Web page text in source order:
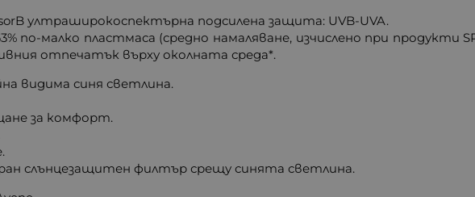
ултраширокоспектърна подсилена защита: UVB-UVA.
по-малко пластмаса (средно намаляване, изчислено при продукти
отпечатък върху околната среда*.
видима синя светлина.
за комфорт.
слънцезащитен филтър срещу синята светлина.